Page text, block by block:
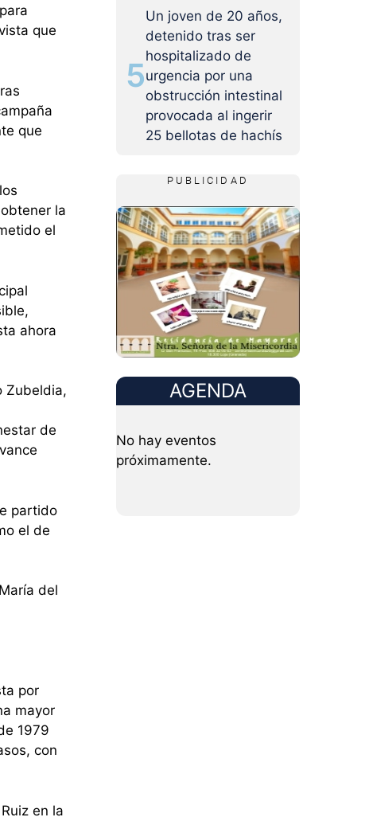
que
que
la
el
ahora
Zubeldia,
de
partido
el de
del
por
mayor
1979
con
en la
5
Un joven de 20 años,
detenido tras ser
hospitalizado de
urgencia por una
obstrucción intestinal
provocada al ingerir
25 bellotas de hachís
PUBLICIDAD
AGENDA
No hay eventos
próximamente.